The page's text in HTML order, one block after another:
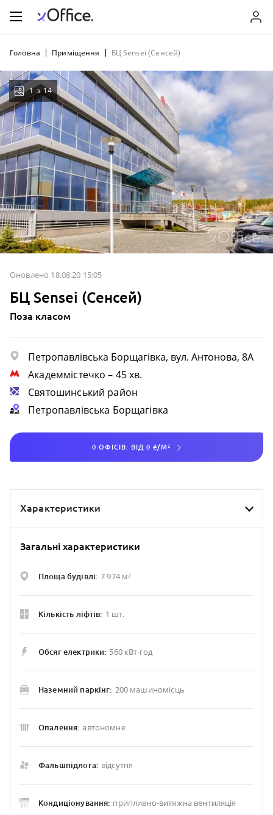
Головна Приміщення БЦ Sensei (Сенсей)
Оновлено 18.08.20 15:05
БЦ Sensei (Сенсей)
Поза класом
Петропавлівська Борщагівка, вул. Антонова, 8А
Академмістечко – 45 хв.
Святошинський район
Петропавлівська Борщагівка
0 ОФІСІВ: ВІД 0 ₴/М²
1 з 14
Характеристики
Загальні характеристики
Площа будівлі: 7 974 м²
Кількість ліфтів: 1 шт.
Обсяг електрики: 560 кВт·год
Наземний паркінг: 200 машиномісць
Опалення: автономне
Фальшпідлога: відсутня
Кондиціонування: припливно-витяжна вентиляція